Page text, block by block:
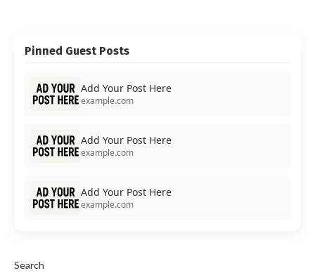
Pinned Guest Posts
Add Your Post Here
example.com
Add Your Post Here
example.com
Add Your Post Here
example.com
Search